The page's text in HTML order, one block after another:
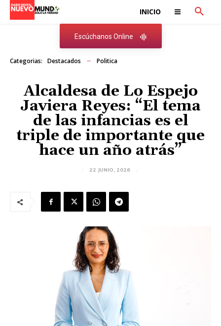
INICIO
Escúchanos Online
Categorias: Destacados Politica
Alcaldesa de Lo Espejo
Javiera Reyes: “El tema
de las infancias es el
triple de importante que
hace un año atrás”
22 JUNIO, 2026